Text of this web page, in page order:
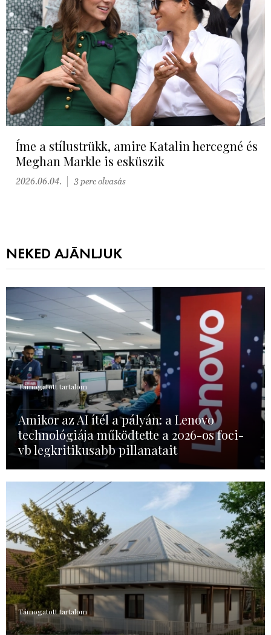
Íme a stílustrükk, amire Katalin hercegné és
Meghan Markle is esküszik
2026.06.04. 3 perc olvasás
NEKED AJÁNLJUK
Támogatott tartalom
Amikor az AI ítél a pályán: a Lenovo
technológiája működtette a 2026-os foci-
vb legkritikusabb pillanatait
Támogatott tartalom